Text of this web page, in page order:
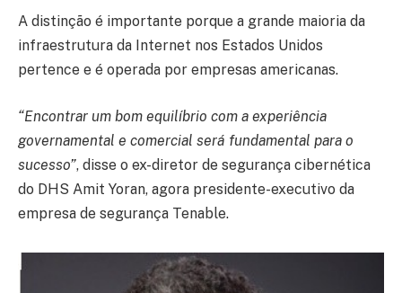
A distinção é importante porque a grande maioria da
infraestrutura da Internet nos Estados Unidos
pertence e é operada por empresas americanas.
“Encontrar um bom equilíbrio com a experiência
governamental e comercial será fundamental para o
sucesso”, disse o ex-diretor de segurança cibernética
do DHS Amit Yoran, agora presidente-executivo da
empresa de segurança Tenable.